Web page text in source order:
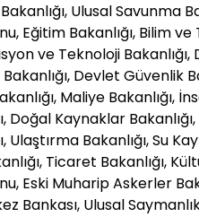
Ulusal Savunma
Eğitim Bakanlığı, Bilim ve
ve Teknoloji
Devlet Güvenlik
Maliye Bakanlığı,
Doğal Kaynaklar
Ulaştırma Bakanlığı, Su
Ticaret Bakanlığı,
Eski Muharip Askerler
Bankası, Ulusal